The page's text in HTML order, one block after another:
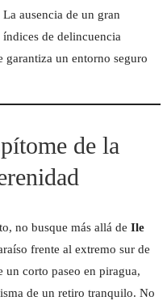
RETIROS DE
La ausencia de un gran
de delincuencia
garantiza un entorno seguro
de la
no busque más allá de Ile
frente al extremo sur de
un corto paseo en piragua,
de un retiro tranquilo. No